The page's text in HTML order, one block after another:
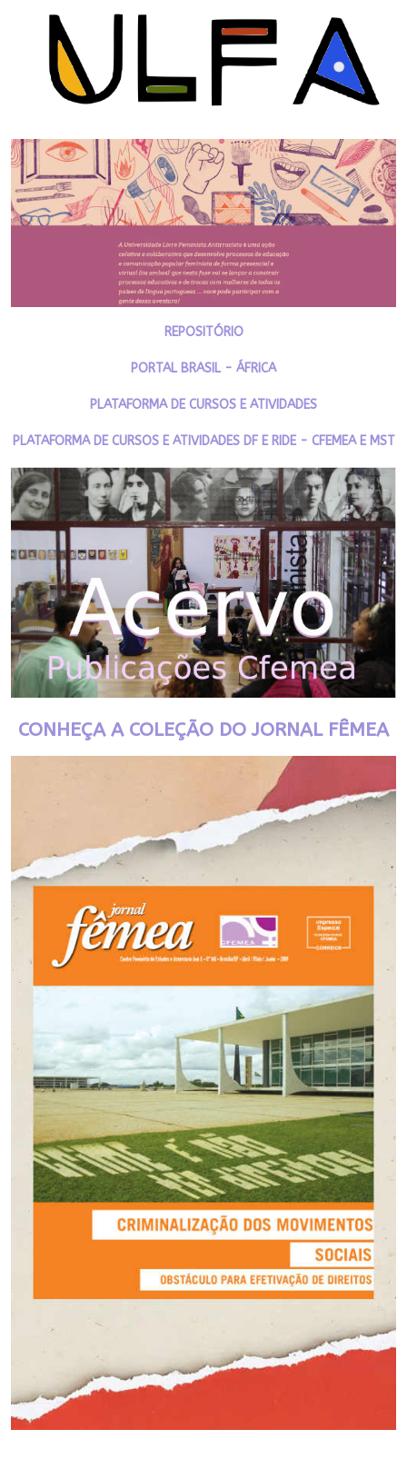
REPOSITÓRIO
PORTAL BRASIL - ÁFRICA
PLATAFORMA DE CURSOS E ATIVIDADES
PLATAFORMA DE CURSOS E ATIVIDADES DF E RIDE - CFEMEA E MST
CONHEÇA A COLEÇÃO DO JORNAL FÊMEA